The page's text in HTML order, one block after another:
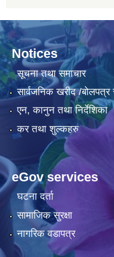
Notices
सूचना तथा समाचार
सार्वजनिक खरीद /बोलपत्र
एन, कानुन तथा निर्देशिका
कर तथा शुल्कहरु
eGov services
घटना दर्ता
सामाजिक सुरक्षा
नागरिक वडापत्र